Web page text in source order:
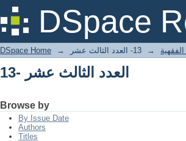
DSpace
13- العدد الثالث عشر
DSpace Home → → 13- العدد الثالث عشر
13- العدد الثالث عشر
Browse by
By Issue Date
Authors
Titles